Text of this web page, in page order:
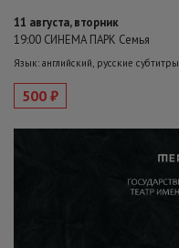
11 августа, вторник
19:00 СИНЕМА ПАРК Семья
Язык: английский, русские субтитры
500 ₽